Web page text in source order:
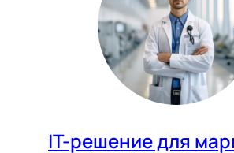
IT-решение для